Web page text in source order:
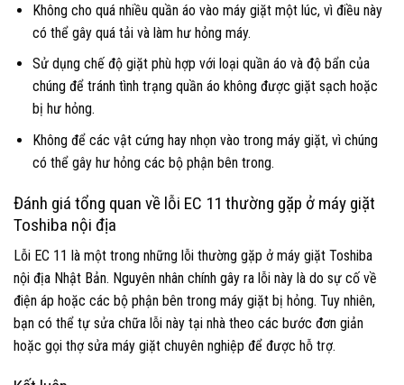
Không cho quá nhiều quần áo vào máy giặt một lúc, vì điều này
có thể gây quá tải và làm hư hỏng máy.
Sử dụng chế độ giặt phù hợp với loại quần áo và độ bẩn của
chúng để tránh tình trạng quần áo không được giặt sạch hoặc
bị hư hỏng.
Không để các vật cứng hay nhọn vào trong máy giặt, vì chúng
có thể gây hư hỏng các bộ phận bên trong.
Đánh giá tổng quan về lỗi EC 11 thường gặp ở máy giặt
Toshiba nội địa
Lỗi EC 11 là một trong những lỗi thường gặp ở máy giặt Toshiba
nội địa Nhật Bản. Nguyên nhân chính gây ra lỗi này là do sự cố về
điện áp hoặc các bộ phận bên trong máy giặt bị hỏng. Tuy nhiên,
bạn có thể tự sửa chữa lỗi này tại nhà theo các bước đơn giản
hoặc gọi thợ sửa máy giặt chuyên nghiệp để được hỗ trợ.